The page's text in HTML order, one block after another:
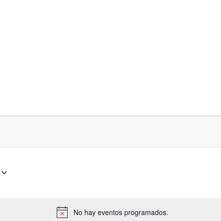
Aviso
No hay eventos programados.